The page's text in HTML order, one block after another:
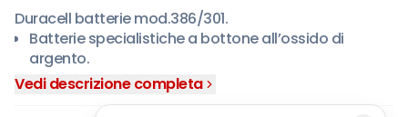
Duracell batterie mod.386/301.
Batterie specialistiche a bottone all’ossido di
argento.
Sono usate principalmente nel campo
dell'orologeria.
Vedi descrizione completa